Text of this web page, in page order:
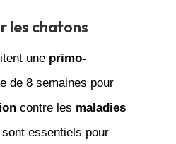
les chatons
une primo-
de 8 semaines pour
contre les maladies
essentiels pour